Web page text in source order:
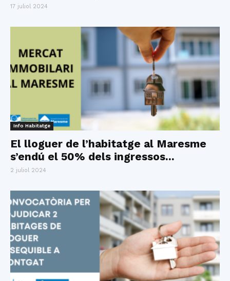
17 juliol 2024
Info Habitatge
El lloguer de l’habitatge al Maresme
s’endú el 50% dels ingressos...
2 juliol 2024